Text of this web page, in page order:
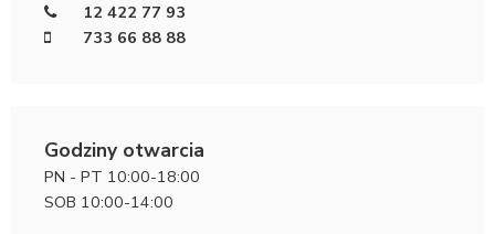
12 422 77 93
733 66 88 88
Godziny otwarcia
PN - PT 10:00-18:00
SOB 10:00-14:00